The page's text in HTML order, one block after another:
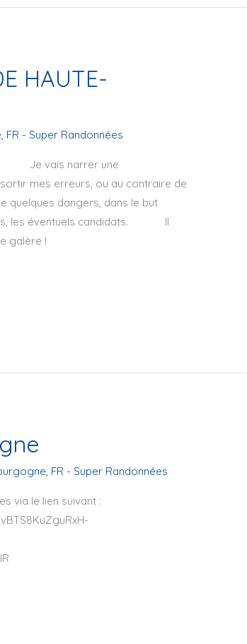
HAUTE-
FR - Super Randonnées
narrer une
mes erreurs, ou au contraire de
quelques dangers, dans le but
les éventuels candidats. Il
galère !
FR - Super Randonnées
via le lien suivant :